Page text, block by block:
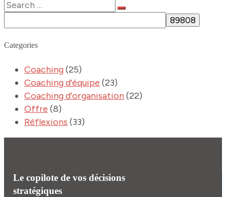
Categories
Coaching(25)
Coaching d'équipe (23)
Coaching d'organisation(22)
Offre (8)
Réflexions (33)
Le copilote de vos décisions
stratégiques